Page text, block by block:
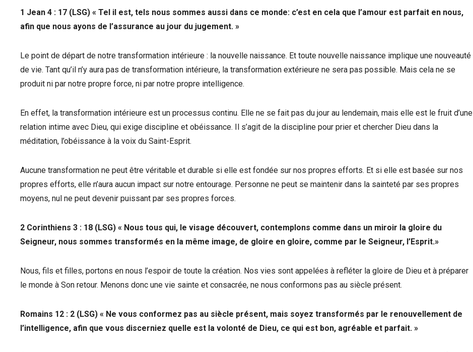
1 Jean 4 : 17 (LSG) « Tel il est, tels nous sommes aussi dans ce monde: c’est en cela que l’amour est parfait en nous,
afin que nous ayons de l’assurance au jour du jugement. »
Le point de départ de notre transformation intérieure : la nouvelle naissance. Et toute nouvelle naissance implique une nouveauté
de vie. Tant qu’il n’y aura pas de transformation intérieure, la transformation extérieure ne sera pas possible. Mais cela ne se
produit ni par notre propre force, ni par notre propre intelligence.
En effet, la transformation intérieure est un processus continu. Elle ne se fait pas du jour au lendemain, mais elle est le fruit d’une
relation intime avec Dieu, qui exige discipline et obéissance. Il s’agit de la discipline pour prier et chercher Dieu dans la
méditation, l’obéissance à la voix du Saint-Esprit.
Aucune transformation ne peut être véritable et durable si elle est fondée sur nos propres efforts. Et si elle est basée sur nos
propres efforts, elle n’aura aucun impact sur notre entourage. Personne ne peut se maintenir dans la sainteté par ses propres
moyens, nul ne peut devenir puissant par ses propres forces.
2 Corinthiens 3 : 18 (LSG) « Nous tous qui, le visage découvert, contemplons comme dans un miroir la gloire du
Seigneur, nous sommes transformés en la même image, de gloire en gloire, comme par le Seigneur, l’Esprit.»
Nous, fils et filles, portons en nous l’espoir de toute la création. Nos vies sont appelées à refléter la gloire de Dieu et à préparer
le monde à Son retour. Menons donc une vie sainte et consacrée, ne nous conformons pas au siècle présent.
Romains 12 : 2 (LSG) « Ne vous conformez pas au siècle présent, mais soyez transformés par le renouvellement de
l’intelligence, afin que vous discerniez quelle est la volonté de Dieu, ce qui est bon, agréable et parfait. »